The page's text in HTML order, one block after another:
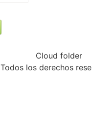
Cloud folder
Todos los derechos